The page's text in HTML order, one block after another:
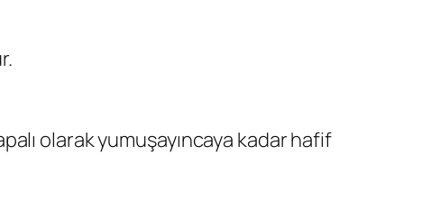
olarak yumuşayıncaya kadar hafif